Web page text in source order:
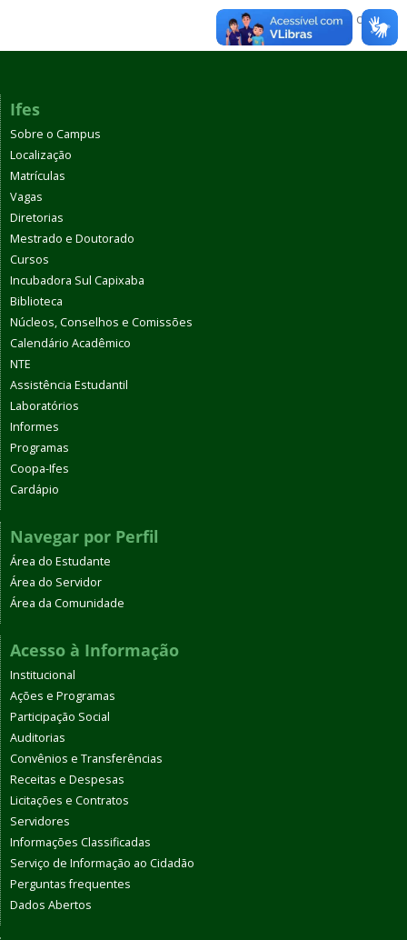
Voltar para o topo
Ifes
Sobre o Campus
Localização
Matrículas
Vagas
Diretorias
Mestrado e Doutorado
Cursos
Incubadora Sul Capixaba
Biblioteca
Núcleos, Conselhos e Comissões
Calendário Acadêmico
NTE
Assistência Estudantil
Laboratórios
Informes
Programas
Coopa-Ifes
Cardápio
Navegar por Perfil
Área do Estudante
Área do Servidor
Área da Comunidade
Acesso à Informação
Institucional
Ações e Programas
Participação Social
Auditorias
Convênios e Transferências
Receitas e Despesas
Licitações e Contratos
Servidores
Informações Classificadas
Serviço de Informação ao Cidadão
Perguntas frequentes
Dados Abertos